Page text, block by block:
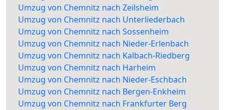
Umzug von Chemnitz nach Zeilsheim
Umzug von Chemnitz nach Unterliederbach
Umzug von Chemnitz nach Sossenheim
Umzug von Chemnitz nach Nieder-Erlenbach
Umzug von Chemnitz nach Kalbach-Riedberg
Umzug von Chemnitz nach Harheim
Umzug von Chemnitz nach Nieder-Eschbach
Umzug von Chemnitz nach Bergen-Enkheim
Umzug von Chemnitz nach Frankfurter Berg